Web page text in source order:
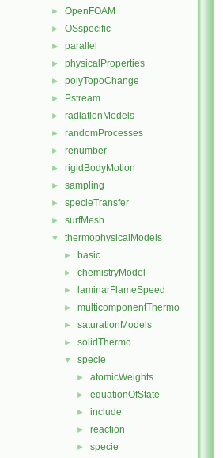
► OpenFOAM
► OSspecific
► parallel
► physicalProperties
► polyTopoChange
► Pstream
► radiationModels
► randomProcesses
► renumber
► rigidBodyMotion
► sampling
► specieTransfer
► surfMesh
▼ thermophysicalModels
► basic
► chemistryModel
► laminarFlameSpeed
► multicomponentThermo
► saturationModels
► solidThermo
▼ specie
► atomicWeights
► equationOfState
► include
► reaction
► specie